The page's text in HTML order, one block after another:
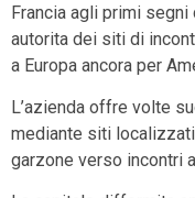
Francia agli primi
autorita dei siti di
a Europa ancora per
L’azienda offre volte
mediante siti
garzone verso incontri